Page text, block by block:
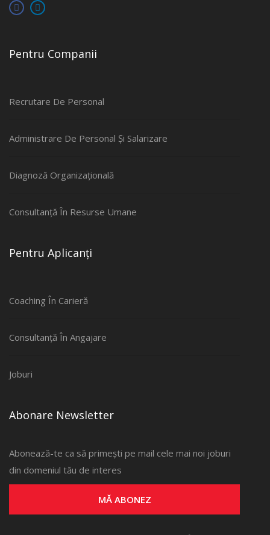
Pentru Companii
Recrutare De Personal
Administrare De Personal Și Salarizare
Diagnoză Organizațională
Consultanță În Resurse Umane
Pentru Aplicanți
Coaching În Carieră
Consultanță În Angajare
Joburi
Abonare Newsletter
Abonează-te ca să primești pe mail cele mai noi joburi
din domeniul tău de interes
MĂ ABONEZ